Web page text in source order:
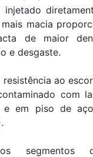
injetado
macia
de maior
e desgaste.
ao
com
e em piso de
segmentos